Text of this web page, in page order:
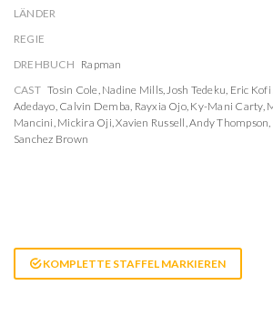
LÄNDER
REGIE
DREHBUCH Rapman
CAST Tosin Cole, Nadine Mills,Josh Tedeku, Eric
Adedayo, Calvin Demba, Rayxia Ojo, Ky-Mani Carty,
Mancini, Mickira Oji,Xavien Russell,Andy Thompson,
Sanchez Brown
KOMPLETTE STAFFEL MARKIEREN